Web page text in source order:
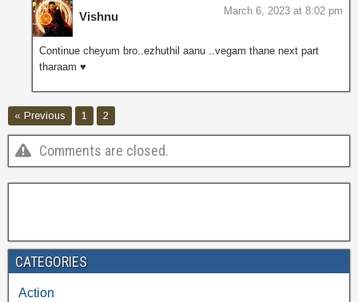
Vishnu March 6, 2023 at 8:02 pm
Continue cheyum bro..ezhuthil aanu ..vegam thane next part
tharaam ♥️
« Previous 1 2
Comments are closed.
CATEGORIES
Action